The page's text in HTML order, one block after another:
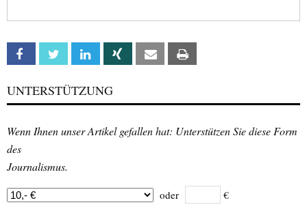
Facebook Twitter Linkedin Xing Email
UNTERSTÜTZUNG
Wenn Ihnen unser Artikel gefallen hat: Unterstützen Sie diese Form
des
Journalismus.
oder €